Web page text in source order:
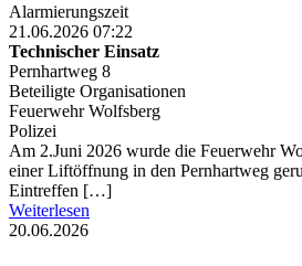
Alarmierungszeit
21.06.2026 07:22
Technischer Einsatz
Pernhartweg 8
Beteiligte Organisationen
Feuerwehr Wolfsberg
Polizei
Am 2.Juni 2026 wurde die Feuerwehr
einer Liftöffnung in den Pernhartweg
Eintreffen […]
Weiterlesen
20.06.2026